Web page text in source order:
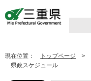
現在位置： トップページ >
県政スケジュール